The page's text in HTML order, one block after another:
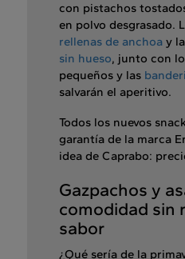
con pistachos
en polvo desgrasado.
rellenas de anchoa y
sin hueso, junto con
pequeños y las
salvarán el aperitivo.
Todos los nuevos
garantía de la marca
idea de Caprabo:
Gazpachos y
comodidad sin
sabor
¿Qué sería de la